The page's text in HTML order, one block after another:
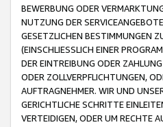
BEWERBUNG ODER
NUTZUNG DER
GESETZLICHEN BESTIMMUNGEN
(EINSCHLIESSLICH EINER
DER EINTREIBUNG ODER
ODER ZOLLVERPFLICHTUNGEN,
AUFTRAGNEHMER. WIR UND
GERICHTLICHE SCHRITTE
VERTEIDIGEN, ODER UM RECHTE